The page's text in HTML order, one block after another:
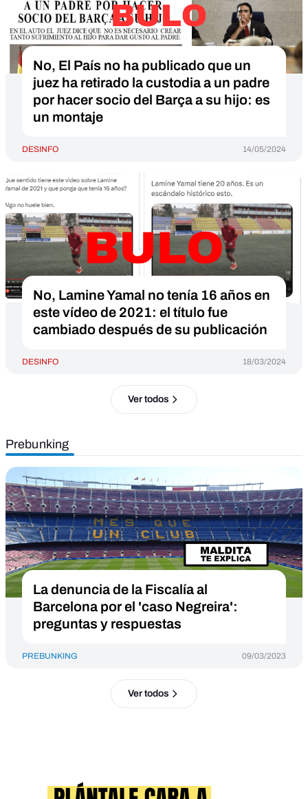
No, El País no ha publicado que un
juez ha retirado la custodia a un padre
por hacer socio del Barça a su hijo: es
un montaje
DESINFO 14/05/2024
No, Lamine Yamal no tenía 16 años en
este vídeo de 2021: el título fue
cambiado después de su publicación
DESINFO 18/03/2024
Ver todos
Prebunking
La denuncia de la Fiscalía al
Barcelona por el 'caso Negreira':
preguntas y respuestas
PREBUNKING 09/03/2023
Ver todos